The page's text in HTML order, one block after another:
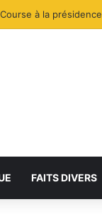
Course à la
FAITS DIVERS